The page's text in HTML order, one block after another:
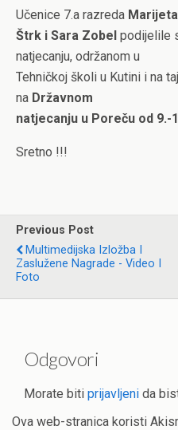
Učenice 7.a razreda Marijeta
Štrk i Sara Zobel podijelile
natjecanju, održanom u
Tehničkoj školi u Kutini i na
na Državnom
natjecanju u Poreču od 9.-
Sretno !!!
Previous Post
Multimedijska Izložba I
Zaslužene Nagrade - Video I
Foto
Odgovori
Morate biti prijavljeni da
Ova web-stranica koristi